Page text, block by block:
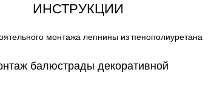
ИНСТРУКЦИИ
монтажа лепнины из пенополиуретана
балюстрады декоративной